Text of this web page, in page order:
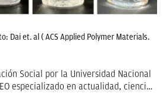
Dai et. al ( ACS Applied Polymer Materials.
Social por la Universidad Nacional
especializado en actualidad, ciencia